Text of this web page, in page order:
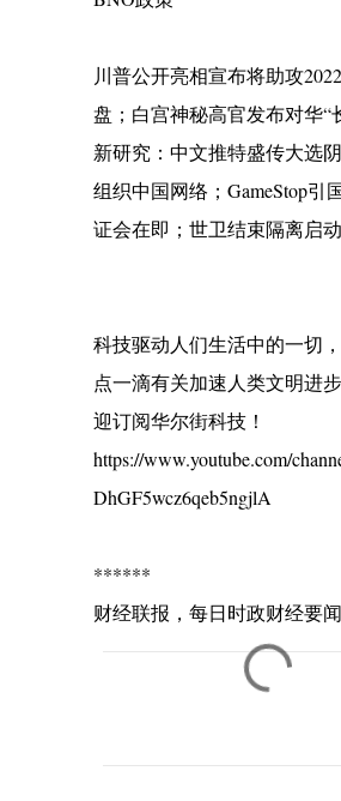
川普公开亮相宣布将助攻
盘；白宫神秘高官发布对华“
新研究：中文推特盛传大选
组织中国网络；GameStop引
证会在即；世卫结束隔离启
科技驱动人们生活中的一切
点一滴有关加速人类文明进
迎订阅华尔街科技！
https://www.youtube.com/
DhGF5wcz6qeb5ngjlA
******
财经联报，每日时政财经要闻